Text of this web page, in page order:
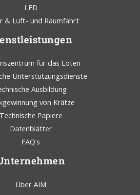
LED
& Luft- und Raumfahrt
für das Löten
Unterstützungsdienste
Ausbildung
von Krätze
Technische Papiere
Datenblätter
FAQ's
Über AIM